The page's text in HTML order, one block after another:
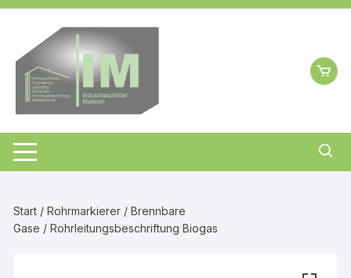
Zum
springen
Start /Rohrmarkierer /Brennbare
Gase / Rohrleitungsbeschriftung Biogas